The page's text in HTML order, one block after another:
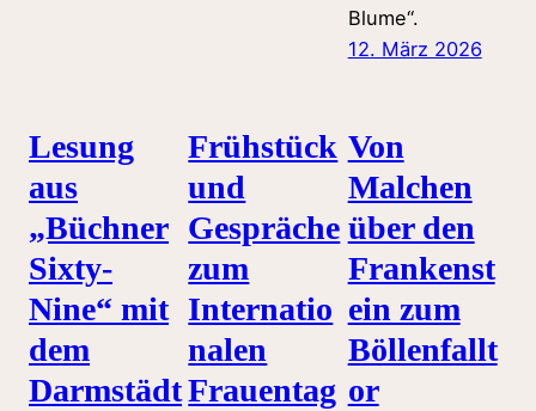
Blume“.
12. März 2026
Lesung
aus
„Büchner
Sixty-
Nine“ mit
dem
Darmstädt
Frühstück
und
Gespräche
zum
Internatio
nalen
Frauentag
Von
Malchen
über den
Frankenst
ein zum
Böllenfallt
or